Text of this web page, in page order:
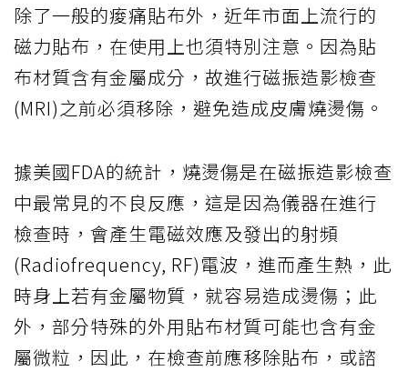
除了一般的痠痛貼布外，近年市面上流行的
磁力貼布，在使用上也須特別注意。因為貼
布材質含有金屬成分，故進行磁振造影檢查
(MRI)之前必須移除，避免造成皮膚燒燙傷。
據美國FDA的統計，燒燙傷是在磁振造影檢查
中最常見的不良反應，這是因為儀器在進行
檢查時，會產生電磁效應及發出的射頻
(Radiofrequency, RF)電波，進而產生熱，此
時身上若有金屬物質，就容易造成燙傷；此
外，部分特殊的外用貼布材質可能也含有金
屬微粒，因此，在檢查前應移除貼布，或諮